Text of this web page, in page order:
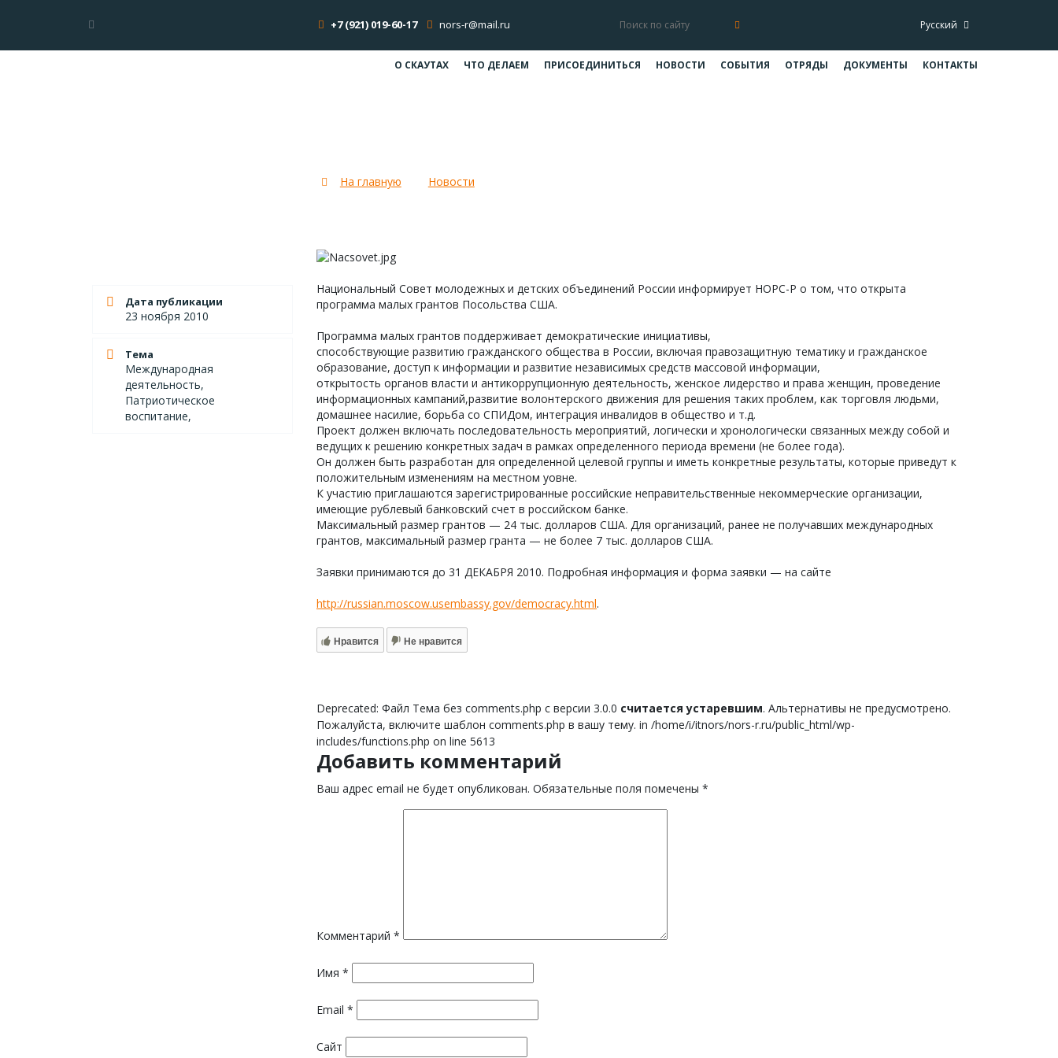
+7 (921) 019-60-17 nors-r@mail.ru Русский
О СКАУТАХ ЧТО ДЕЛАЕМ ПРИСОЕДИНИТЬСЯ НОВОСТИ СОБЫТИЯ ОТРЯДЫ ДОКУМЕНТЫ КОНТАКТЫ
На главную Новости
Дата публикации
23 ноября 2010
Тема
Международная
деятельность,
Патриотическое
воспитание,
Национальный Совет молодежных и детских объединений России информирует НОРС-Р о том, что открыта
программа малых грантов Посольства США.
Программа малых грантов поддерживает демократические инициативы,
способствующие развитию гражданского общества в России, включая правозащитную тематику и гражданское
образование, доступ к информации и развитие независимых средств массовой информации,
открытость органов власти и антикоррупционную деятельность, женское лидерство и права женщин, проведение
информационных кампаний,развитие волонтерского движения для решения таких проблем, как торговля людьми,
домашнее насилие, борьба со СПИДом, интеграция инвалидов в общество и т.д.
Проект должен включать последовательность мероприятий, логически и хронологически связанных между собой и
ведущих к решению конкретных задач в рамках определенного периода времени (не более года).
Он должен быть разработан для определенной целевой группы и иметь конкретные результаты, которые приведут к
положительным изменениям на местном уовне.
К участию приглашаются зарегистрированные российские неправительственные некоммерческие организации,
имеющие рублевый банковский счет в российском банке.
Максимальный размер грантов — 24 тыс. долларов США. Для организаций, ранее не получавших международных
грантов, максимальный размер гранта — не более 7 тыс. долларов США.
Заявки принимаются до 31 ДЕКАБРЯ 2010. Подробная информация и форма заявки — на сайте
http://russian.moscow.usembassy.gov/democracy.html.
Нравится Не нравится
Deprecated: Файл Тема без comments.php с версии 3.0.0 считается устаревшим. Альтернативы не предусмотрено.
Пожалуйста, включите шаблон comments.php в вашу тему. in /home/i/itnors/nors-r.ru/public_html/wp-
includes/functions.php on line 5613
Добавить комментарий
Ваш адрес email не будет опубликован. Обязательные поля помечены *
Комментарий *
Имя *
Email *
Сайт